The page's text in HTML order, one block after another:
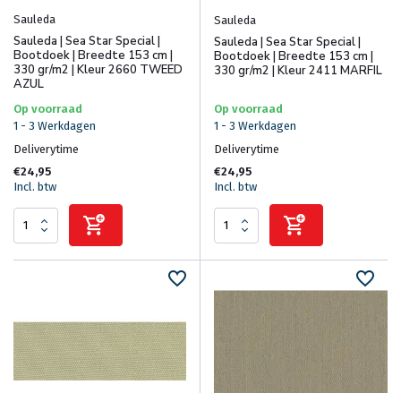
Sauleda
Sauleda | Sea Star Special |
Bootdoek | Breedte 153 cm |
330 gr/m2 | Kleur 2660 TWEED
AZUL
Op voorraad
1 - 3 Werkdagen
Deliverytime
€24,95
Incl. btw
Sauleda
Sauleda | Sea Star Special |
Bootdoek | Breedte 153 cm |
330 gr/m2 | Kleur 2411 MARFIL
Op voorraad
1 - 3 Werkdagen
Deliverytime
€24,95
Incl. btw